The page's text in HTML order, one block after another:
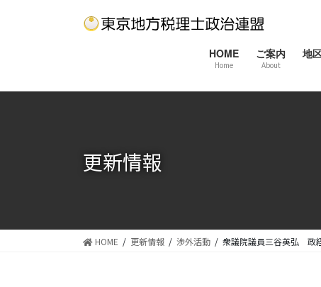
に
ョ
HOME
Home
ご案内
About
地
更新情報
HOME 更新情報 渉外活動 衆議院議員三谷英弘 政